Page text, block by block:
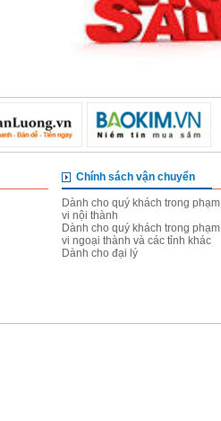
Chính sách vận chuyển
Dành cho quý khách trong phạm
vi nội thành
Dành cho quý khách trong phạm
vi ngoại thành và các tỉnh khác
Dành cho đại lý